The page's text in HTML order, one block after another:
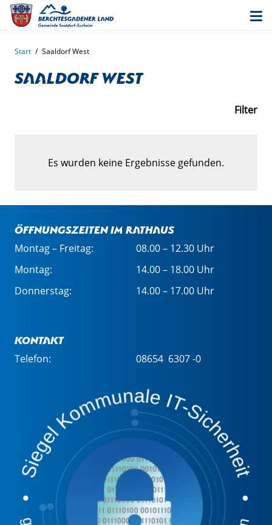
Start / Saaldorf West
Saaldorf West
Filter
Es wurden keine Ergebnisse gefunden.
Öffnungszeiten im Rathaus
Montag – Freitag:
08.00 – 12.30 Uhr
Montag:
14.00 – 18.00 Uhr
Donnerstag:
14.00 – 17.00 Uhr
Kontakt
Telefon: 08654 6307 -0